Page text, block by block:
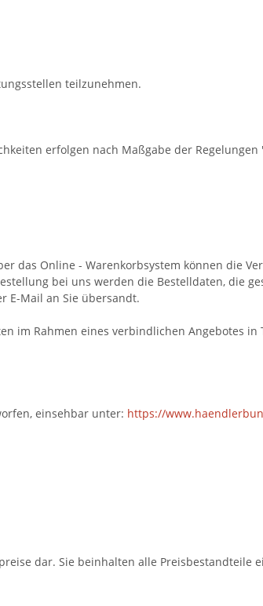
teilzunehmen.
erfolgen nach Maßgabe der
das Online - Warenkorbsystem können die
bei uns werden die Bestelldaten, die
E-Mail an Sie übersandt.
im Rahmen eines verbindlichen Angebotes in
einsehbar unter: https://
dar. Sie beinhalten alle Preisbestandteile